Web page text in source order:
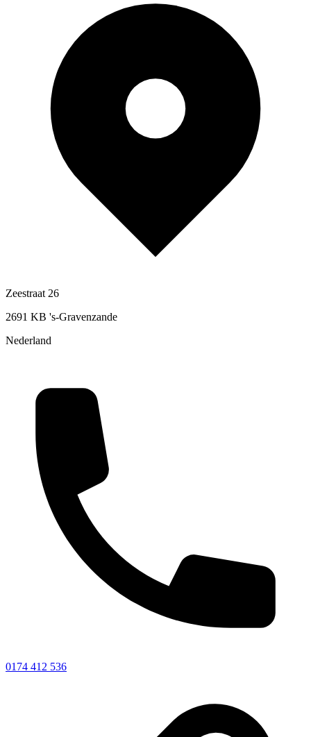
Zeestraat 26
2691 KB 's-Gravenzande
Nederland
0174 412 536